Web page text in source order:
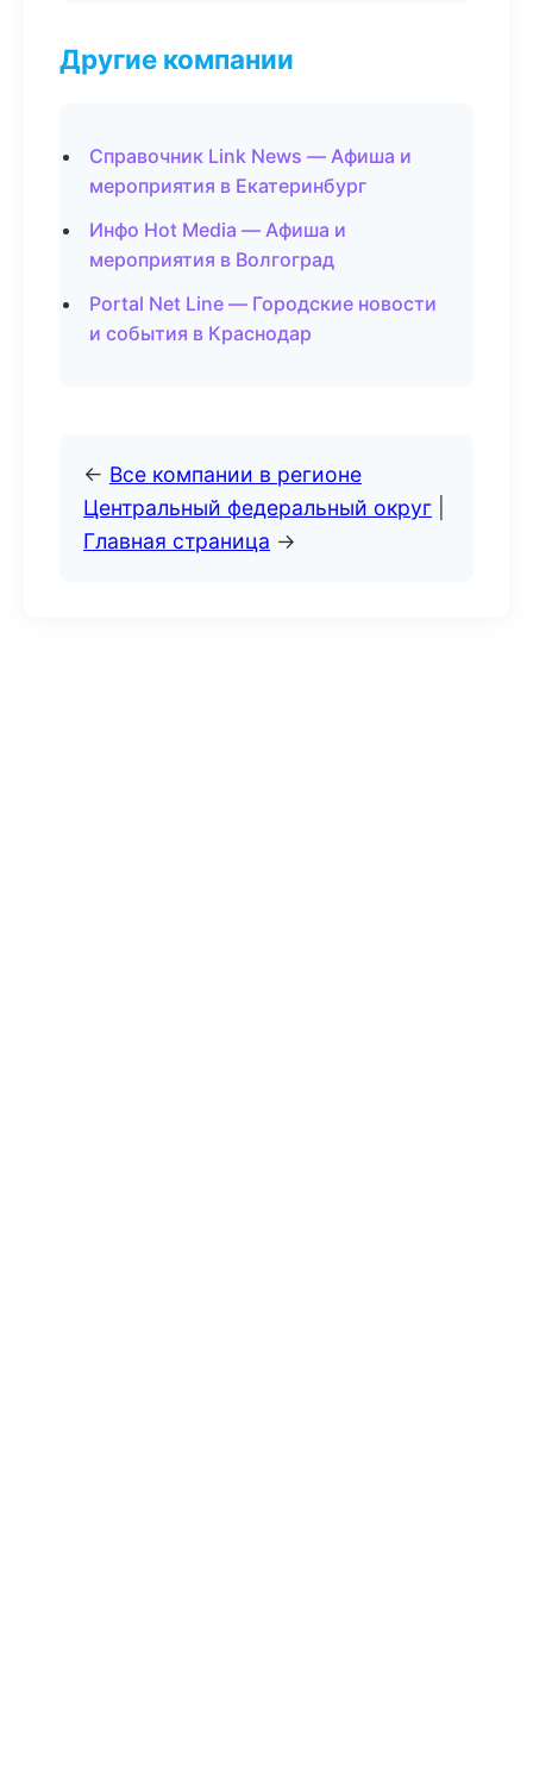
Другие компании
Справочник Link News — Афиша и
мероприятия в Екатеринбург
Инфо Hot Media — Афиша и
мероприятия в Волгоград
Portal Net Line — Городские новости
и события в Краснодар
← Все компании в регионе
Центральный федеральный округ
Главная страница →